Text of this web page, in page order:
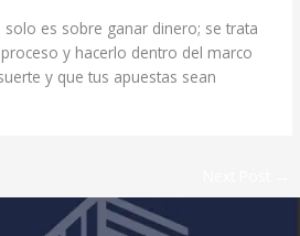
solo es sobre ganar dinero; se trata
y hacerlo dentro del marco
y que tus apuestas sean